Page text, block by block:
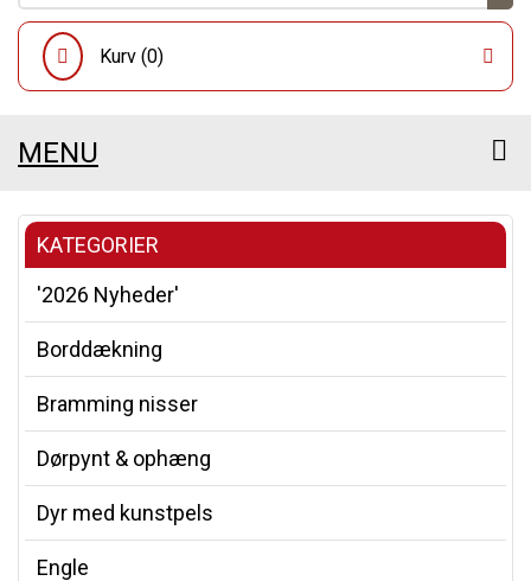
Kurv (0)
MENU
KATEGORIER
'2026 Nyheder'
Borddækning
Bramming nisser
Dørpynt & ophæng
Dyr med kunstpels
Engle